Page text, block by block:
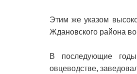
Этим же указом
Ждановского района
В последующие
овцеводстве,